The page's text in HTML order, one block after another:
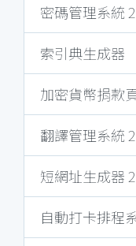
密碼管理系統
索引典生成器
加密貨幣捐款
翻譯管理系統
短網址生成器
自動打卡排程